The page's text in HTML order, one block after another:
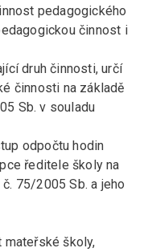
pedagogického
činnost i
druh činnosti, určí
činnosti na základě
Sb. v souladu
odpočtu hodin
ředitele školy na
75/2005 Sb. a jeho
mateřské školy,